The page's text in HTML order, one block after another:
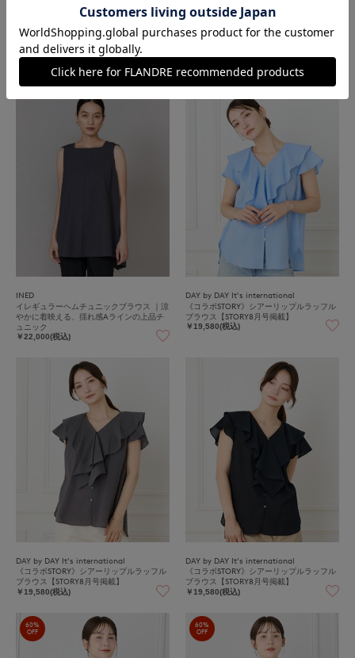
INED
イレギュラーヘムチュニックブラウス ｜涼
やかに着映える、揺れ感Aラインの上品チ
ュニック
￥22,000(税込)
INED
イレギュラーヘムチュニックブラウス ｜涼
ュニック
￥22,000(税込)
INED
イレギュラーヘムチュニックブラウス ｜涼
やかに着映える、揺れ感Aラインの上品チ
ュニック
￥22,000(税込)
DAY by DAY It's international
《コラボSTORY》シアーリップルラッフル
ブラウス【STORY8月号掲載】
￥19,580(税込)
DAY by DAY It's international
《コラボSTORY》シアーリップルラッフル
ブラウス【STORY8月号掲載】
￥19,580(税込)
DAY by DAY It's international
《コラボSTORY》シアーリップルラッフル
ブラウス【STORY8月号掲載】
￥19,580(税込)
60%
OFF
60%
OFF